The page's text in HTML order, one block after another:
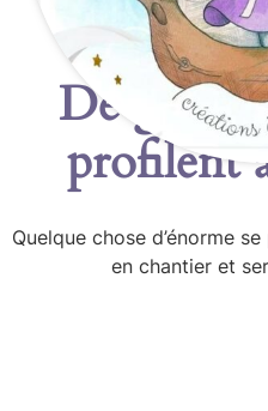
De
profilent
Quelque chose d’énorme
en chantier et